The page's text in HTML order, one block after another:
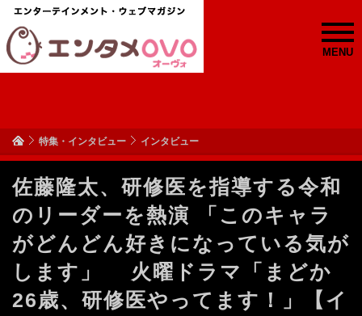
MENU
特集・インタビュー インタビュー
佐藤隆太、研修医を指導する令和
のリーダーを熱演 「このキャラ
がどんどん好きになっている気が
します」 火曜ドラマ「まどか
26歳、研修医やってます！」【イ